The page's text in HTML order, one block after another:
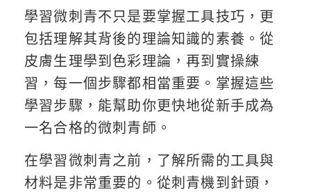
學習微刺青不只是要掌握工具技巧，更
包括理解其背後的理論知識的素養。從
皮膚生理學到色彩理論，再到實操練
習，每一個步驟都相當重要。掌握這些
學習步驟，能幫助你更快地從新手成為
一名合格的微刺青師。
在學習微刺青之前，了解所需的工具與
材料是非常重要的。從刺青機到針頭，